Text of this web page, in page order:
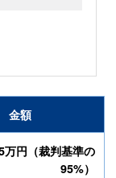
金額
万円（裁判基準の
95%）